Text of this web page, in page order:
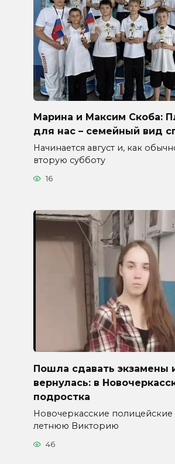
Марина и Максим Скоба:
для нас – семейный вид
Начинается август и, как
вторую субботу
16
Пошла сдавать экзамены
вернулась: в
подростка
Новочеркасские полицейские
летнюю Викторию
46